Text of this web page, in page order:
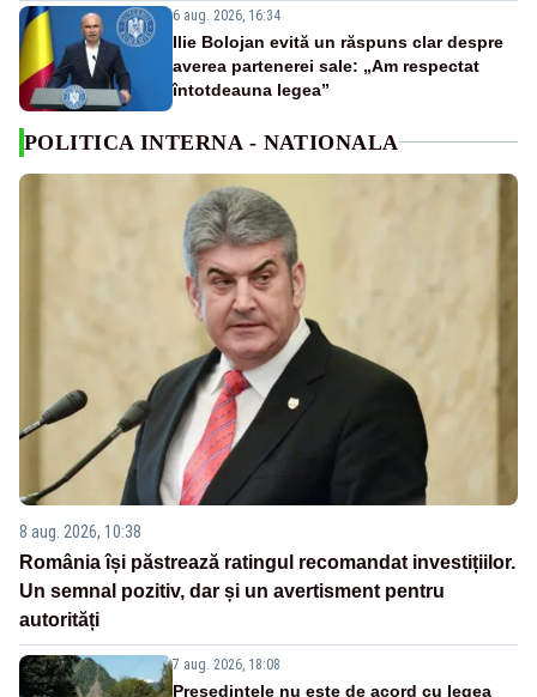
6 aug. 2026, 16:34
Ilie Bolojan evită un răspuns clar despre
averea partenerei sale: „Am respectat
întotdeauna legea”
POLITICA INTERNA - NATIONALA
8 aug. 2026, 10:38
România își păstrează ratingul recomandat investițiilor.
Un semnal pozitiv, dar și un avertisment pentru
autorități
7 aug. 2026, 18:08
Președintele nu este de acord cu legea